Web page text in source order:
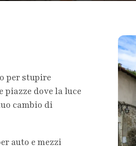
per stupire
dove la luce
cambio di
auto e mezzi